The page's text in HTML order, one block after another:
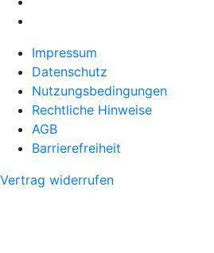
Impressum
Datenschutz
Nutzungsbedingungen
Rechtliche Hinweise
AGB
Barrierefreiheit
Vertrag widerrufen